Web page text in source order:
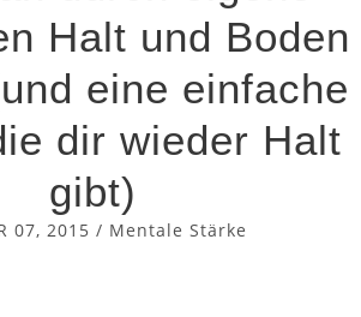
Halt und Boden
eine einfache
dir wieder Halt
gibt)
07, 2015 / Mentale Stärke